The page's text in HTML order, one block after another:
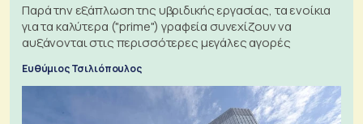
Παρά την εξάπλωση της υβριδικής εργασίας, τα ενοίκια
για τα καλύτερα ("prime") γραφεία συνεχίζουν να
αυξάνονται στις περισσότερες μεγάλες αγορές
Ευθύμιος Τσιλιόπουλος